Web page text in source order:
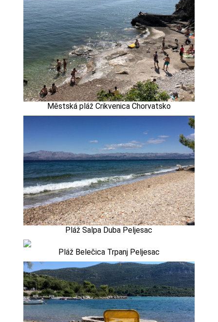
Městská pláž Crikvenica Chorvatsko
Pláž Salpa Duba Peljesac
Pláž Belečica Trpanj Peljesac